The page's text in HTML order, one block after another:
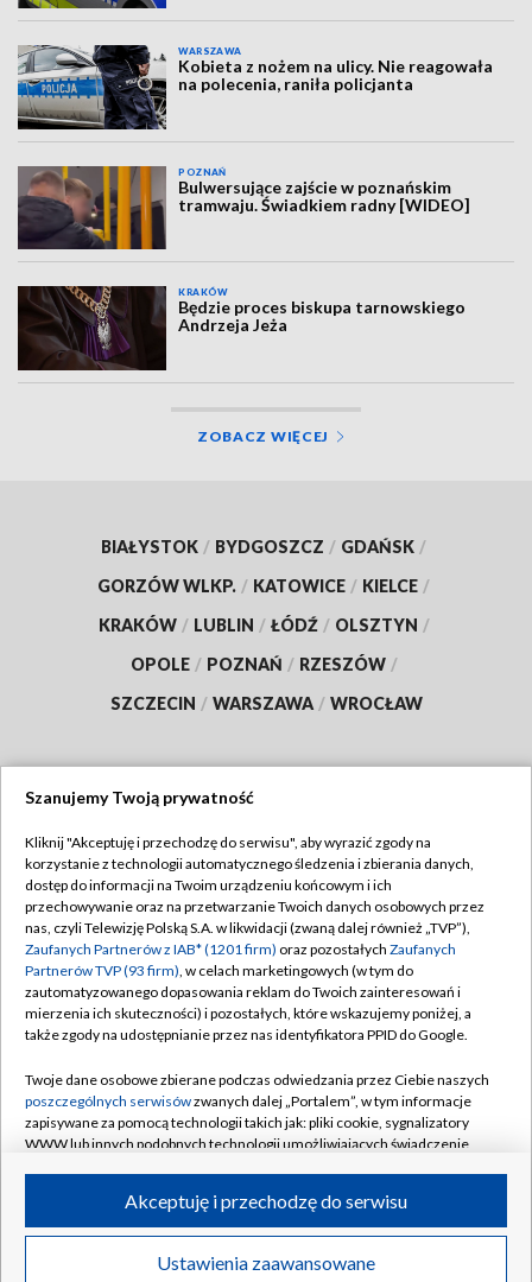
WARSZAWA
Kobieta z nożem na ulicy. Nie reagowała
na polecenia, raniła policjanta
POZNAŃ
Bulwersujące zajście w poznańskim
tramwaju. Świadkiem radny [WIDEO]
KRAKÓW
Będzie proces biskupa tarnowskiego
Andrzeja Jeża
ZOBACZ WIĘCEJ
BIAŁYSTOK / BYDGOSZCZ / GDAŃSK /
GORZÓW WLKP. / KATOWICE / KIELCE /
KRAKÓW / LUBLIN / ŁÓDŹ / OLSZTYN /
OPOLE / POZNAŃ / RZESZÓW /
SZCZECIN / WARSZAWA / WROCŁAW
TVP
Abonament TVP
Emisja w TVP
Centrum informacji TVP
Naziemna Telewizja Cyfrowa
Rada Programowa
System NOS
Informacje o nadawcy
Program dla prasy
Regulamin TVP
Polityka prywatności
Moje zgody
Pomoc
Kontakt
Kanały
©2026 Telewizja Polska S.A. w likwidacji
Szanujemy Twoją prywatność
Kliknij "Akceptuję i przechodzę do serwisu", aby wyrazić zgody na
korzystanie z technologii automatycznego śledzenia i zbierania danych,
dostęp do informacji na Twoim urządzeniu końcowym i ich
przechowywanie oraz na przetwarzanie Twoich danych osobowych przez
nas, czyli Telewizję Polską S.A. w likwidacji (zwaną dalej również „TVP”),
Zaufanych Partnerów z IAB* (1201 firm) oraz pozostałych Zaufanych
Partnerów TVP (93 firm), w celach marketingowych (w tym do
zautomatyzowanego dopasowania reklam do Twoich zainteresowań i
mierzenia ich skuteczności) i pozostałych, które wskazujemy poniżej, a
także zgody na udostępnianie przez nas identyfikatora PPID do Google.
Twoje dane osobowe zbierane podczas odwiedzania przez Ciebie naszych
poszczególnych serwisówzwanych dalej „Portalem”, w tym informacje
zapisywane za pomocą technologii takich jak: pliki cookie, sygnalizatory
WWW lub innych podobnych technologii umożliwiających świadczenie
ruchu w Internecie.
Twoje dane osobowe zbierane podczas odwiedzania przez Ciebie
poszczególnych serwisówna Portalu, takie jak adresy IP, identyfikatory
Ustawienia zaawansowane
Akceptuję i przechodzę do serwisu